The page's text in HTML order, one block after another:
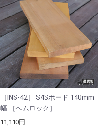
［INS-42］ S4Sボード 140mm
幅 ［ヘムロック］
11,110円